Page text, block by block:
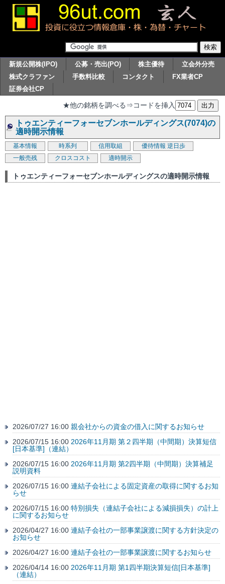
新規公開株(IPO) 公募・売出(PO) 株主優待
立会外分売
株式クラファン
手数料比較 コンタクト
FX業者CP
証券会社CP
★他の銘柄を調べる⇒コードを挿入
トゥエンティーフォーセブンホールディングス(7074)の
適時開示情報
基本情報 時系列 信用取組 優待情報 逆日歩
一般売残
クロスコスト 適時開示
トゥエンティーフォーセブンホールディングスの適時開示情報
2026/07/27 16:00 親会社からの資金の借入に関するお知らせ
2026/07/15 16:00 2026年11月期 第２四半期（中間期）決算短信
[日本基準]（連結）
2026/07/15 16:00 2026年11月期 第2四半期（中間期）決算補足
説明資料
2026/07/15 16:00 連結子会社による固定資産の取得に関するお知
らせ
2026/07/15 16:00 特別損失（連結子会社による減損損失）の計上
に関するお知らせ
2026/04/27 16:00 連結子会社の一部事業譲渡に関する方針決定の
お知らせ
2026/04/27 16:00 連結子会社の一部事業譲渡に関するお知らせ
2026/04/14 16:00 2026年11月期 第1四半期決算短信[日本基準]
（連結）